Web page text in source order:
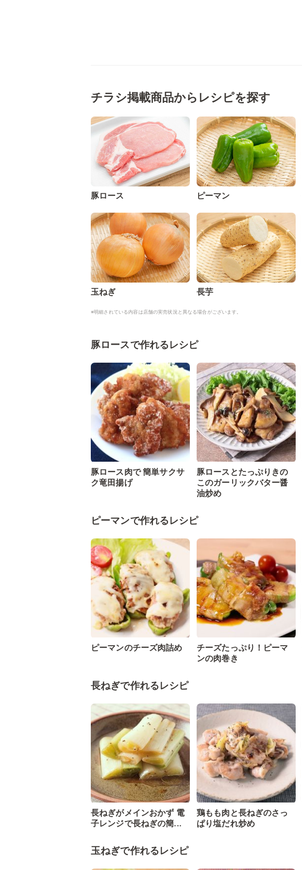
チラシ掲載商品からレシピを探す
豚ロース ピーマン
玉ねぎ 長芋
※明細されている内容は店舗の実売状況と異なる場合がございます。
豚ロースで作れるレシピ
豚ロース肉で 簡単サクサ
ク竜田揚げ
豚ロースとたっぷりきの
このガーリックバター醤
油炒め
ピーマンで作れるレシピ
ピーマンのチーズ肉詰め
チーズたっぷり！ピーマ
ンの肉巻き
長ねぎで作れるレシピ
長ねぎがメインおかず 電
子レンジで長ねぎの簡...
鶏もも肉と長ねぎのさっ
ぱり塩だれ炒め
玉ねぎで作れるレシピ